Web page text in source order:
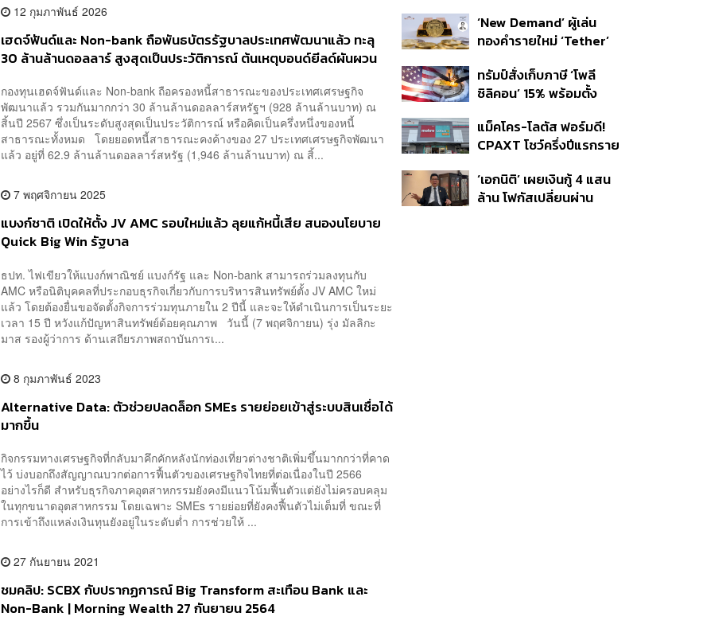
12 กุมภาพันธ์ 2026
เฮดจ์ฟันด์และ Non-bank ถือพันธบัตรรัฐบาลประเทศพัฒนาแล้ว ทะลุ
30 ล้านล้านดอลลาร์ สูงสุดเป็นประวัติการณ์ ต้นเหตุบอนด์ยีลด์ผันผวน
กองทุนเฮดจ์ฟันด์และ Non-bank ถือครองหนี้สาธารณะของประเทศเศรษฐกิจ
พัฒนาแล้ว รวมกันมากกว่า 30 ล้านล้านดอลลาร์สหรัฐฯ (928 ล้านล้านบาท) ณ
สิ้นปี 2567 ซึ่งเป็นระดับสูงสุดเป็นประวัติการณ์ หรือคิดเป็นครึ่งหนึ่งของหนี้
สาธารณะทั้งหมด โดยยอดหนี้สาธารณะคงค้างของ 27 ประเทศเศรษฐกิจพัฒนา
แล้ว อยู่ที่ 62.9 ล้านล้านดอลลาร์สหรัฐ (1,946 ล้านล้านบาท) ณ สิ้...
7 พฤศจิกายน 2025
แบงก์ชาติ เปิดให้ตั้ง JV AMC รอบใหม่แล้ว ลุยแก้หนี้เสีย สนองนโยบาย
Quick Big Win รัฐบาล
ธปท. ไฟเขียวให้แบงก์พาณิชย์ แบงก์รัฐ และ Non-bank สามารถร่วมลงทุนกับ
AMC หรือนิติบุคคลที่ประกอบธุรกิจเกี่ยวกับการบริหารสินทรัพย์ตั้ง JV AMC ใหม่
แล้ว โดยต้องยื่นขอจัดตั้งกิจการร่วมทุนภายใน 2 ปีนี้ และจะให้ดำเนินการเป็นระยะ
เวลา 15 ปี หวังแก้ปัญหาสินทรัพย์ด้อยคุณภาพ วันนี้ (7 พฤศจิกายน) รุ่ง มัลลิกะ
มาส รองผู้ว่าการ ด้านเสถียรภาพสถาบันการเ...
8 กุมภาพันธ์ 2023
Alternative Data: ตัวช่วยปลดล็อก SMEs รายย่อยเข้าสู่ระบบสินเชื่อได้
มากขึ้น
กิจกรรมทางเศรษฐกิจที่กลับมาคึกคักหลังนักท่องเที่ยวต่างชาติเพิ่มขึ้นมากกว่าที่คาด
ไว้ บ่งบอกถึงสัญญาณบวกต่อการฟื้นตัวของเศรษฐกิจไทยที่ต่อเนื่องในปี 2566
อย่างไรก็ดี สำหรับธุรกิจภาคอุตสาหกรรมยังคงมีแนวโน้มฟื้นตัวแต่ยังไม่ครอบคลุม
ในทุกขนาดอุตสาหกรรม โดยเฉพาะ SMEs รายย่อยที่ยังคงฟื้นตัวไม่เต็มที่ ขณะที่
การเข้าถึงแหล่งเงินทุนยังอยู่ในระดับต่ำ การช่วยให้ ...
27 กันยายน 2021
ชมคลิป: SCBX กับปรากฏการณ์ Big Transform สะเทือน Bank และ
Non-Bank | Morning Wealth 27 กันยายน 2564
สำคัญอย่างไร
‘New Demand’ ผู้เล่น
ทองคำรายใหม่ ‘Tether’
ทรัมป์สั่งเก็บภาษี ‘โพลี
ซิลิคอน’ 15% พร้อมตั้ง
แม็คโคร-โลตัส ฟอร์มดี!
CPAXT โชว์ครึ่งปีแรกราย
ปรับโฉมสาขาใหม่ดันพื้นที่
เช่าโต
‘เอกนิติ’ เผยเงินกู้ 4 แสน
ล้าน โฟกัสเปลี่ยนผ่าน